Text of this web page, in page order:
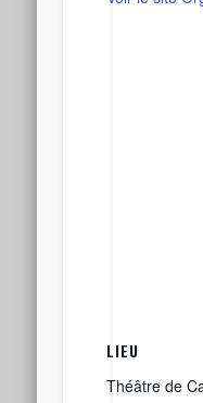
LIEU
Théâtre de